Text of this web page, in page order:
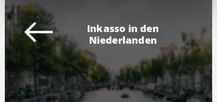
Inkasso in den
Niederlanden